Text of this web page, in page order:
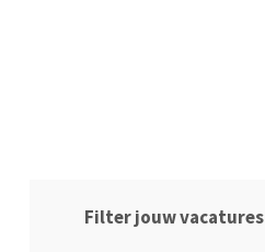
Filter jouw vacatures